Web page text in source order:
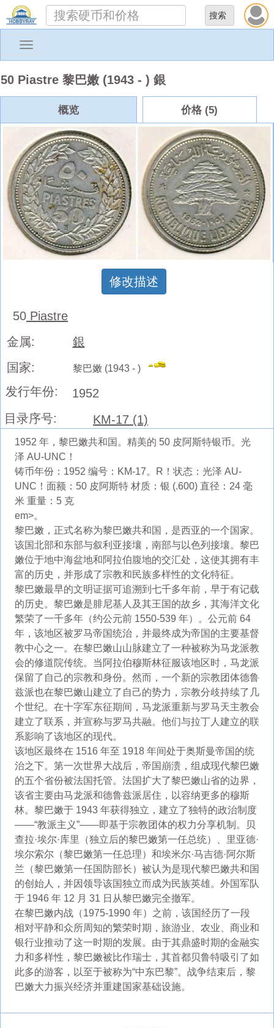
Toggle
50 Piastre 黎巴嫩 (1943 - ) 銀
概览 价格 (5)
修改描述
50 Piastre
金属:
銀
国家:
黎巴嫩 (1943 - )
发行年份:
1952
目录序号:
KM-17 (1)
1952 年，黎巴嫩共和国。精美的 50 皮阿斯特银币。光
泽 AU-UNC！
铸币年份：1952 编号：KM-17。R！状态：光泽 AU-
UNC！面额：50 皮阿斯特 材质：银 (.600) 直径：24 毫
米 重量：5 克
em>。
黎巴嫩，正式名称为黎巴嫩共和国，是西亚的一个国家。
该国北部和东部与叙利亚接壤，南部与以色列接壤。黎巴
嫩位于地中海盆地和阿拉伯腹地的交汇处，这使其拥有丰
富的历史，并形成了宗教和民族多样性的文化特征。
黎巴嫩最早的文明证据可追溯到七千多年前，早于有记载
的历史。黎巴嫩是腓尼基人及其王国的故乡，其海洋文化
繁荣了一千多年（约公元前 1550-539 年）。公元前 64
年，该地区被罗马帝国统治，并最终成为帝国的主要基督
教中心之一。在黎巴嫩山山脉建立了一种被称为马龙派教
会的修道院传统。当阿拉伯穆斯林征服该地区时，马龙派
保留了自己的宗教和身份。然而，一个新的宗教团体德鲁
兹派也在黎巴嫩山建立了自己的势力，宗教分歧持续了几
个世纪。在十字军东征期间，马龙派重新与罗马天主教会
建立了联系，并宣称与罗马共融。他们与拉丁人建立的联
系影响了该地区的现代。
该地区最终在 1516 年至 1918 年间处于奥斯曼帝国的统
治之下。第一次世界大战后，帝国崩溃，组成现代黎巴嫩
的五个省份被法国托管。法国扩大了黎巴嫩山省的边界，
该省主要由马龙派和德鲁兹派居住，以容纳更多的穆斯
林。黎巴嫩于 1943 年获得独立，建立了独特的政治制度
——“教派主义”——即基于宗教团体的权力分享机制。贝
查拉·埃尔·库里（独立后的黎巴嫩第一任总统）、里亚德·
埃尔索尔（黎巴嫩第一任总理）和埃米尔·马吉德·阿尔斯
兰（黎巴嫩第一任国防部长）被认为是现代黎巴嫩共和国
的创始人，并因领导该国独立而成为民族英雄。外国军队
于 1946 年 12 月 31 日从黎巴嫩完全撤军。
在黎巴嫩内战（1975-1990 年）之前，该国经历了一段
相对平静和众所周知的繁荣时期，旅游业、农业、商业和
银行业推动了这一时期的发展。由于其鼎盛时期的金融实
力和多样性，黎巴嫩被比作瑞士，其首都贝鲁特吸引了如
此多的游客，以至于被称为“中东巴黎”。战争结束后，黎
巴嫩大力振兴经济并重建国家基础设施。